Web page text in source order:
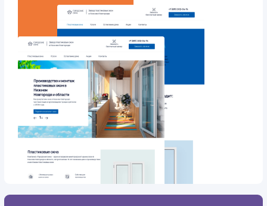
#Контекстная реклама #Продвижение
Сайтgorokna-
Тематика : Пластиковые окна
Регион продвижения: Нижний Новгород и Нижегородская
обл.
Количество запросов: 100 в день
Средняя позиция по запросам